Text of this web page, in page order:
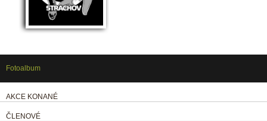
Fotoalbum
AKCE KONANÉ
ČLENOVÉ